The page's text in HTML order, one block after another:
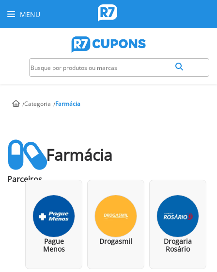
MENU
Categoria Farmácia
Farmácia
Parceiros
Pague
Menos
Drogasmil
Drogaria
Rosário